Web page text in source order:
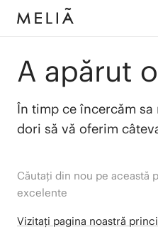
A apărut
În timp ce încercăm
dori să vă oferim
Căutați din nou pe această
excelente
Vizitați pagina noastră